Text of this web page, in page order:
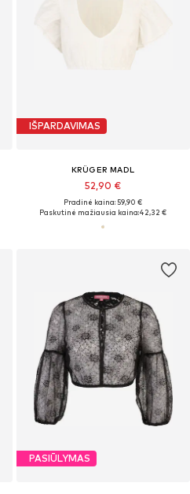
IŠPARDAVIMAS
KRÜGER MADL
52,90 €
Pradinė kaina: 59,90 €
Paskutinė mažiausia kaina:42,32 €
PASIŪLYMAS